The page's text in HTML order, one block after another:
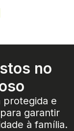
no
protegida e
garantir
à família.